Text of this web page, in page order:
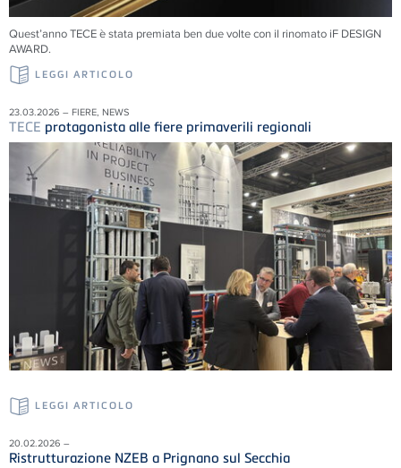
Quest’anno TECE è stata premiata ben due volte con il rinomato iF DESIGN
AWARD.
LEGGI ARTICOLO
23.03.2026 – FIERE, NEWS
TECE protagonista alle fiere primaverili regionali
LEGGI ARTICOLO
20.02.2026 –
Ristrutturazione NZEB a Prignano sul Secchia